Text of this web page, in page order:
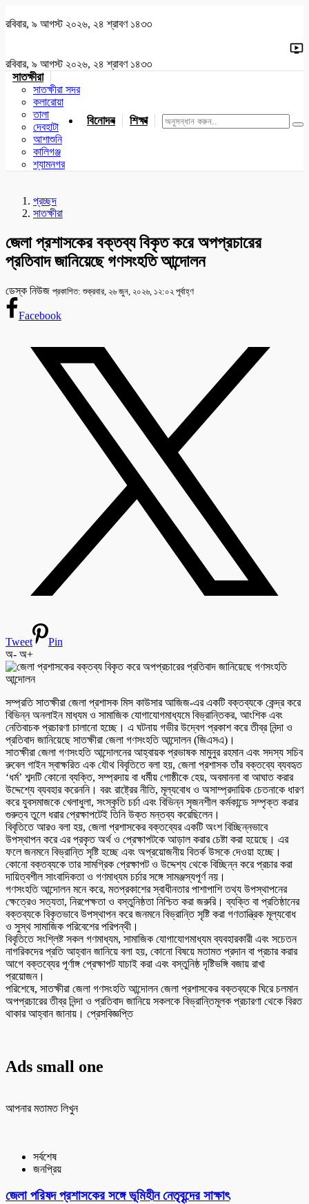
রবিবার, ৯ আগস্ট ২০২৬, ২৪ শ্রাবণ ১৪৩৩
রবিবার, ৯ আগস্ট ২০২৬, ২৪ শ্রাবণ ১৪৩৩
সাতক্ষীরা
সাতক্ষীরা সদর
কলারোয়া
তালা
দেবহাটা
আশাশুনি
কালিগঞ্জ
শ্যামনগর
বিনোদন শিক্ষা খেলাধুলা জাতীয় যশোর
প্রচ্ছদ
সাতক্ষীরা
জেলা প্রশাসকের বক্তব্য বিকৃত করে অপপ্রচারের
প্রতিবাদ জানিয়েছে গণসংহতি আন্দোলন
ডেস্ক নিউজ প্রকাশিত: শুক্রবার, ২৬ জুন, ২০২৬, ১২:০২ পূর্বাহ্ণ
Facebook
Tweet
Pin
অ- অ+
সম্প্রতি সাতক্ষীরা জেলা প্রশাসক মিস কাউসার আজিজ-এর একটি বক্তব্যকে কেন্দ্র করে
বিভিন্ন অনলাইন মাধ্যম ও সামাজিক যোগাযোগমাধ্যমে বিভ্রান্তিকর, আংশিক এবং
নেতিবাচক প্রচারণা চালানো হচ্ছে। এ ঘটনায় গভীর উদ্বেগ প্রকাশ করে তীব্র নিন্দা ও
প্রতিবাদ জানিয়েছে সাতক্ষীরা জেলা গণসংহতি আন্দোলন (জিএসএ)।
সাতক্ষীরা জেলা গণসংহতি আন্দোলনের আহ্বায়ক প্রভাষক মামুনুর রহমান এবং সদস্য সচিব
রুবেল গাইন স্বাক্ষরিত এক যৌথ বিবৃতিতে বলা হয়, জেলা প্রশাসক তাঁর বক্তব্যে ব্যবহৃত
‘ধর্ম’ শব্দটি কোনো ব্যক্তি, সম্প্রদায় বা ধর্মীয় গোষ্ঠীকে হেয়, অবমাননা বা আঘাত করার
উদ্দেশ্যে ব্যবহার করেননি। বরং রাষ্ট্রের নীতি, মূল্যবোধ ও অসাম্প্রদায়িক চেতনাকে ধারণ
করে যুবসমাজকে খেলাধুলা, সংস্কৃতি চর্চা এবং বিভিন্ন সৃজনশীল কর্মকান্ডে সম্পৃক্ত করার
গুরুত্ব তুলে ধরার প্রেক্ষাপটেই তিনি উক্ত মন্তব্য করেছিলেন।
বিবৃতিতে আরও বলা হয়, জেলা প্রশাসকের বক্তব্যের একটি অংশ বিচ্ছিন্নভাবে
উপস্থাপন করে এর প্রকৃত অর্থ ও প্রেক্ষাপটকে আড়াল করার চেষ্টা করা হয়েছে। এর
ফলে জনমনে বিভ্রান্তি সৃষ্টি হচ্ছে এবং অপ্রয়োজনীয় বিতর্ক উসকে দেওয়া হচ্ছে।
কোনো বক্তব্যকে তার সামগ্রিক প্রেক্ষাপট ও উদ্দেশ্য থেকে বিচ্ছিন্ন করে প্রচার করা
দায়িত্বশীল সাংবাদিকতা ও গণমাধ্যম চর্চার সঙ্গে সামঞ্জস্যপূর্ণ নয়।
গণসংহতি আন্দোলন মনে করে, মতপ্রকাশের স্বাধীনতার পাশাপাশি তথ্য উপস্থাপনের
ক্ষেত্রেও সত্যতা, নিরপেক্ষতা ও বস্তুনিষ্ঠতা নিশ্চিত করা জরুরি। ব্যক্তি বা প্রতিষ্ঠানের
বক্তব্যকে বিকৃতভাবে উপস্থাপন করে জনমনে বিভ্রান্তি সৃষ্টি করা গণতান্ত্রিক মূল্যবোধ
ও সুস্থ সামাজিক পরিবেশের পরিপন্থী।
বিবৃতিতে সংশ্লিষ্ট সকল গণমাধ্যম, সামাজিক যোগাযোগমাধ্যম ব্যবহারকারী এবং সচেতন
নাগরিকদের প্রতি আহ্বান জানিয়ে বলা হয়, কোনো বিষয়ে মতামত প্রদান বা প্রচার করার
আগে বক্তব্যের পূর্ণাঙ্গ প্রেক্ষাপট যাচাই করা এবং বস্তুনিষ্ঠ দৃষ্টিভঙ্গি বজায় রাখা
প্রয়োজন।
পরিশেষে, সাতক্ষীরা জেলা গণসংহতি আন্দোলন জেলা প্রশাসকের বক্তব্যকে ঘিরে চলমান
অপপ্রচারের তীব্র নিন্দা ও প্রতিবাদ জানিয়ে সকলকে বিভ্রান্তিমূলক প্রচারণা থেকে বিরত
থাকার আহ্বান জানায়। প্রেসবিজ্ঞপ্তি
Ads small one
আপনার মতামত লিখুন
সর্বশেষ
জনপ্রিয়
জেলা পরিষদ প্রশাসকের সঙ্গে ভূমিহীন নেতৃবৃন্দের সাক্ষাৎ